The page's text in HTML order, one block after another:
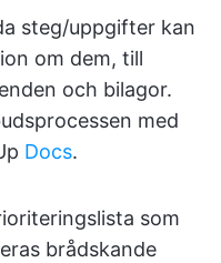
steg/uppgifter kan
om dem, till
och bilagor.
med
Docs.
som
brådskande